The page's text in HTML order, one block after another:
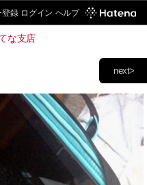
登録 ログイン ヘルプ
な支店
next>